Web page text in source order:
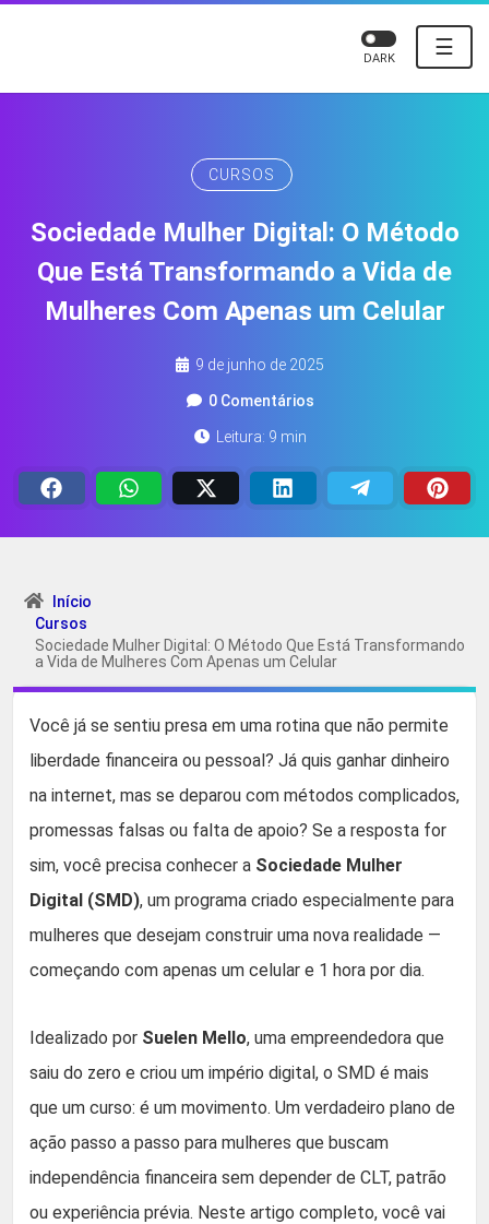
☰
DARK
CURSOS
Sociedade Mulher Digital: O Método
Que Está Transformando a Vida de
Mulheres Com Apenas um Celular
9 de junho de 2025
0 Comentários
Leitura: 9 min
Início
Cursos
Sociedade Mulher Digital: O Método Que Está Transformando
a Vida de Mulheres Com Apenas um Celular
Você já se sentiu presa em uma rotina que não permite
liberdade financeira ou pessoal? Já quis ganhar dinheiro
na internet, mas se deparou com métodos complicados,
promessas falsas ou falta de apoio? Se a resposta for
sim, você precisa conhecer a Sociedade Mulher
Digital (SMD), um programa criado especialmente para
mulheres que desejam construir uma nova realidade —
começando com apenas um celular e 1 hora por dia.
Idealizado por Suelen Mello, uma empreendedora que
saiu do zero e criou um império digital, o SMD é mais
que um curso: é um movimento. Um verdadeiro plano de
ação passo a passo para mulheres que buscam
independência financeira sem depender de CLT, patrão
ou experiência prévia. Neste artigo completo, você vai